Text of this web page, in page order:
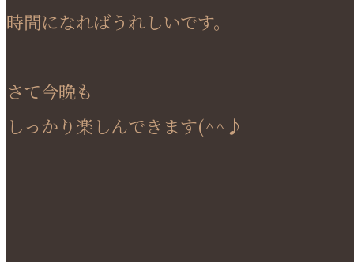
時間になればうれしいです。
さて今晩も
しっかり楽しんできます(^^♪